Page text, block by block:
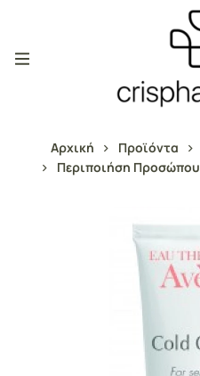
Αρχική Προϊόντα
Περιποιήση Προσώπου